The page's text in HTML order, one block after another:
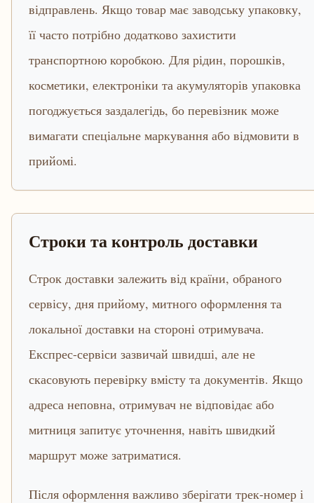
відправлень. Якщо товар має заводську упаковку,
її часто потрібно додатково захистити
транспортною коробкою. Для рідин, порошків,
косметики, електроніки та акумуляторів упаковка
погоджується заздалегідь, бо перевізник може
вимагати спеціальне маркування або відмовити в
прийомі.
Строки та контроль доставки
Строк доставки залежить від країни, обраного
сервісу, дня прийому, митного оформлення та
локальної доставки на стороні отримувача.
Експрес-сервіси зазвичай швидші, але не
скасовують перевірку вмісту та документів. Якщо
адреса неповна, отримувач не відповідає або
митниця запитує уточнення, навіть швидкий
маршрут може затриматися.
Після оформлення важливо зберігати трек-номер і